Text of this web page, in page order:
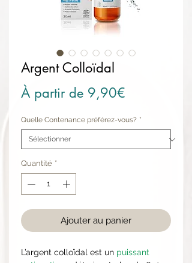
Argent Colloïdal
À partir de 9,90€
Quelle Contenance préférez-vous? *
Quantité *
Ajouter au panier
L’argent colloïdal est un puissant